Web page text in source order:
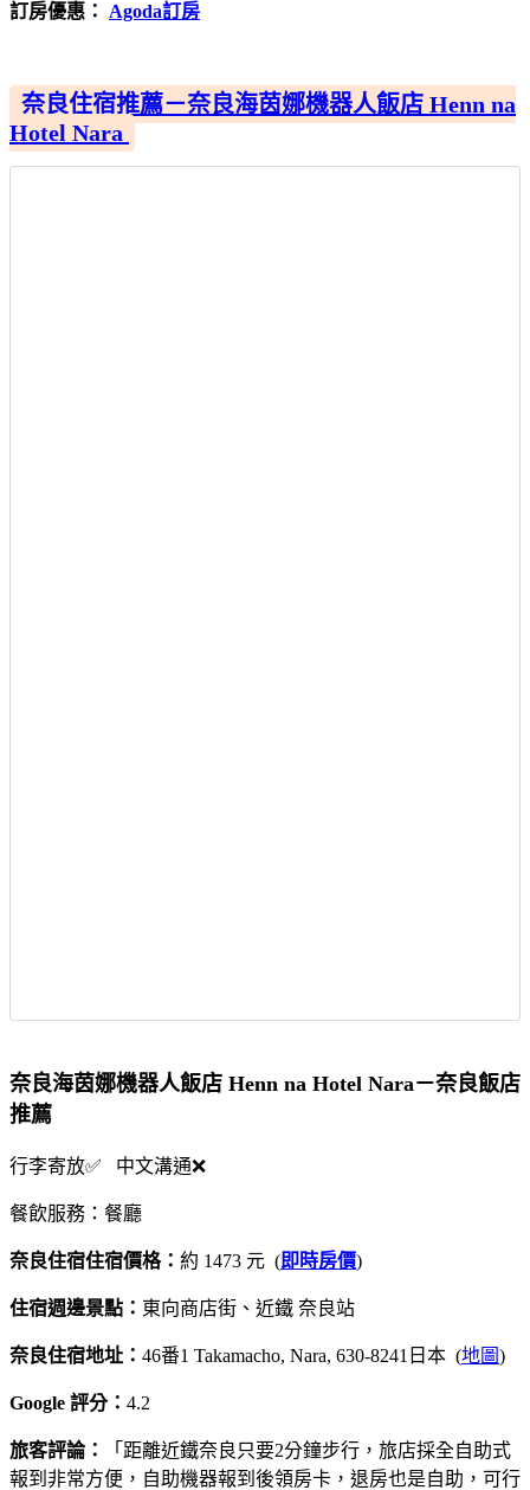
訂房優惠： Agoda訂房
奈良住宿推薦－奈良海茵娜機器人飯店 Henn na
Hotel Nara
奈良海茵娜機器人飯店 Henn na Hotel Nara－奈良飯店
推薦
行李寄放✅ 中文溝通❌
餐飲服務：餐廳
奈良住宿住宿價格： 約 1473 元 (即時房價)
住宿週邊景點： 東向商店街、近鐵 奈良站
奈良住宿地址： 46番1 Takamacho, Nara, 630-8241日本 (地圖)
Google 評分： 4.2
旅客評論：
「距離近鐵奈良只要2分鐘步行，旅店採全自助式
報到非常方便，自助機器報到後領房卡，退房也是自助，可行